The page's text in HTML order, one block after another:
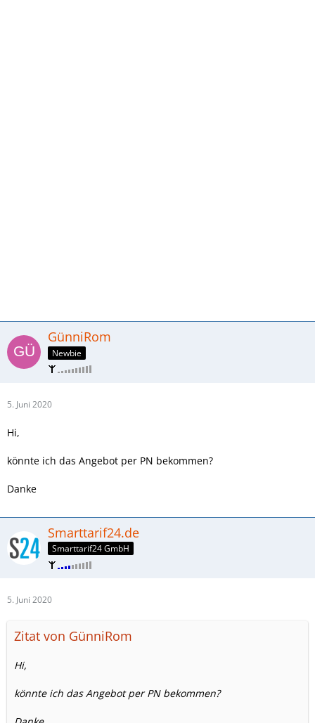
GünniRom
Newbie
5. Juni 2020
Hi,
könnte ich das Angebot per PN bekommen?
Danke
Smarttarif24.de
Smarttarif24 GmbH
5. Juni 2020
Zitat von GünniRom
Hi,
könnte ich das Angebot per PN bekommen?